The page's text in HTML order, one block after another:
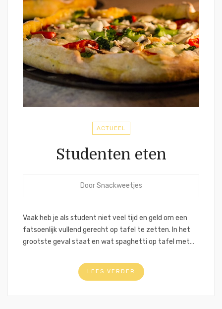
ACTUEEL
Studenten eten
DoorSnackweetjes
Vaak heb je als student niet veel tijd en geld om een
fatsoenlijk vullend gerecht op tafel te zetten. In het
grootste geval staat en wat spaghetti op tafel met…
LEES VERDER